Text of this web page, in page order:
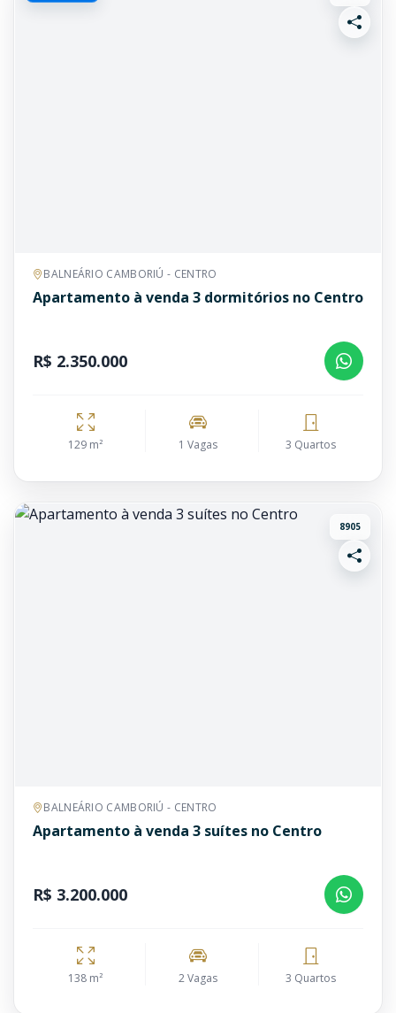
BALNEÁRIO CAMBORIÚ - CENTRO
Apartamento à venda 3 dormitórios no Centro
R$ 2.350.000
129 m² 1 Vagas 3 Quartos
8905
BALNEÁRIO CAMBORIÚ - CENTRO
Apartamento à venda 3 suítes no Centro
R$ 3.200.000
138 m² 2 Vagas 3 Quartos